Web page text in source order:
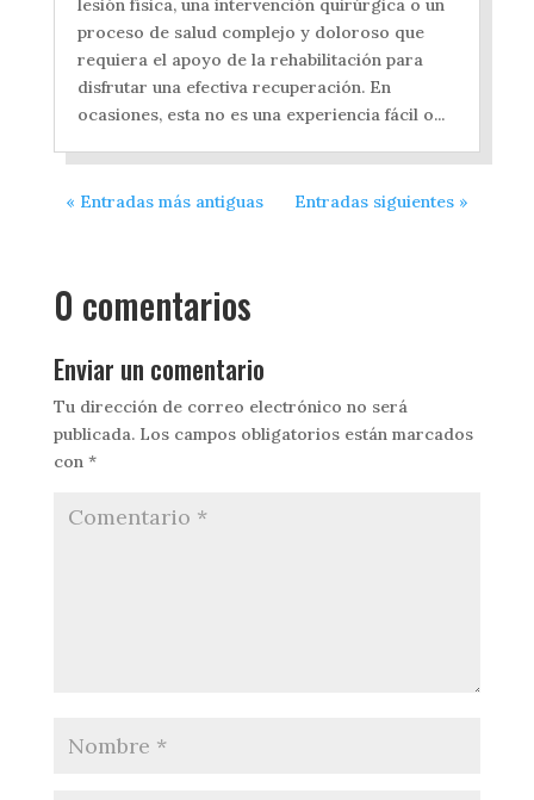
lesión física, una intervención quirúrgica o un
proceso de salud complejo y doloroso que
requiera el apoyo de la rehabilitación para
disfrutar una efectiva recuperación. En
ocasiones, esta no es una experiencia fácil o...
« Entradas más antiguas Entradas siguientes »
0 comentarios
Enviar un comentario
Tu dirección de correo electrónico no será
publicada. Los campos obligatorios están marcados
con *